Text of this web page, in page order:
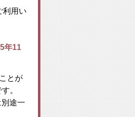
利用い
年11
とが
。
途一